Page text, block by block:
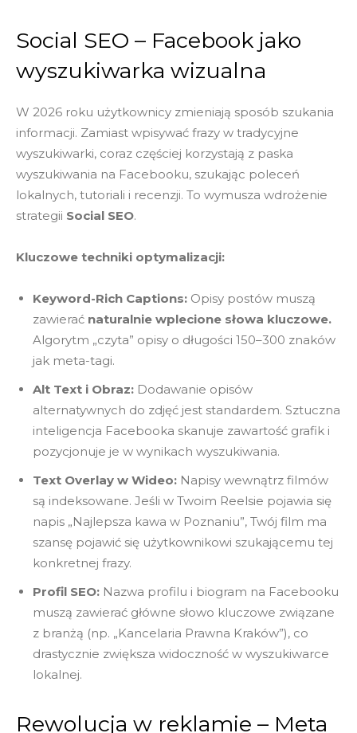
Social SEO – Facebook jako
wyszukiwarka wizualna
W 2026 roku użytkownicy zmieniają sposób szukania
informacji. Zamiast wpisywać frazy w tradycyjne
wyszukiwarki, coraz częściej korzystają z paska
wyszukiwania na Facebooku, szukając poleceń
lokalnych, tutoriali i recenzji. To wymusza wdrożenie
strategii Social SEO.
Kluczowe techniki optymalizacji:
Keyword-Rich Captions: Opisy postów muszą
zawierać naturalnie wplecione słowa kluczowe.
Algorytm „czyta” opisy o długości 150–300 znaków
jak meta-tagi.
Alt Text i Obraz: Dodawanie opisów
alternatywnych do zdjęć jest standardem. Sztuczna
inteligencja Facebooka skanuje zawartość grafik i
pozycjonuje je w wynikach wyszukiwania.
Text Overlay w Wideo: Napisy wewnątrz filmów
są indeksowane. Jeśli w Twoim Reelsie pojawia się
napis „Najlepsza kawa w Poznaniu”, Twój film ma
szansę pojawić się użytkownikowi szukającemu tej
konkretnej frazy.
Profil SEO: Nazwa profilu i biogram na Facebooku
muszą zawierać główne słowo kluczowe związane
z branżą (np. „Kancelaria Prawna Kraków”), co
drastycznie zwiększa widoczność w wyszukiwarce
lokalnej.
Rewolucja w reklamie – Meta